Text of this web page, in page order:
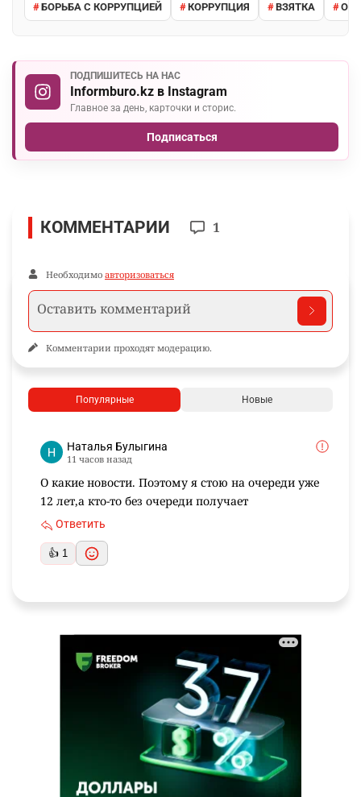
БОРЬБА С КОРРУПЦИЕЙ КОРРУПЦИЯ ВЗЯТКА
ПОДПИШИТЕСЬ НА НАС
Informburo.kz в Instagram
Главное за день, карточки и сторис.
Подписаться
КОММЕНТАРИИ 1
Необходимо авторизоваться
Комментарии проходят модерацию.
Популярные Новые
Наталья Булыгина
11 часов назад
О какие новости. Поэтому я стою на очереди уже
12 лет,а кто-то без очереди получает
Ответить
👍 1